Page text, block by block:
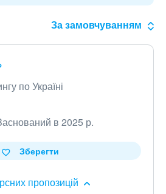
За замовчуванням
по Україні
в 2025 р.
пропозицій
Зберегти